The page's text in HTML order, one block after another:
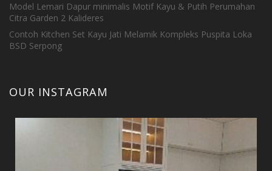
Model Lemari Dapur minimalis Motif Kayu & Putih Perumahan
Citra Garden 2 Kalideres
Contoh Kitchen Set Kayu Jati Melamik Kompleks Puspita Loka
BSD Serpong
OUR INSTAGRAM